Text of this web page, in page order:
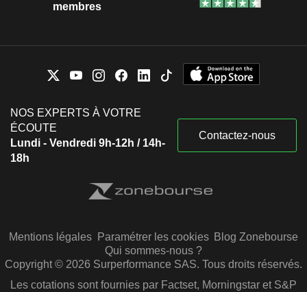
membres
NOS EXPERTS À VOTRE
ÉCOUTE
Lundi - Vendredi 9h-12h / 14h-
18h
Contactez-nous
Mentions légales Paramétrer les cookies Blog Zonebourse
Qui sommes-nous ?
Copyright © 2026 Surperformance SAS. Tous droits réservés.
Les cotations sont fournies par Factset, Morningstar et S&P